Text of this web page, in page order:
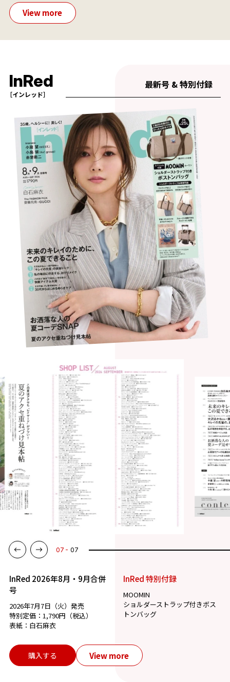
View more
InRed
［インレッド］
最新号 & 特別付録
07 07
InRed 2026年8月・9月合併
号
2026年7月7日（火）発売
特別定価：1,790円（税込）
表紙：白石麻衣
InRed 特別付録
MOOMIN
ショルダーストラップ付きボス
トンバッグ
購入する View more